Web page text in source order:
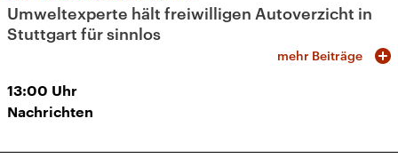
Umweltexperte hält freiwilligen Autoverzicht in
Stuttgart für sinnlos
mehr Beiträge
13:00 Uhr
Nachrichten